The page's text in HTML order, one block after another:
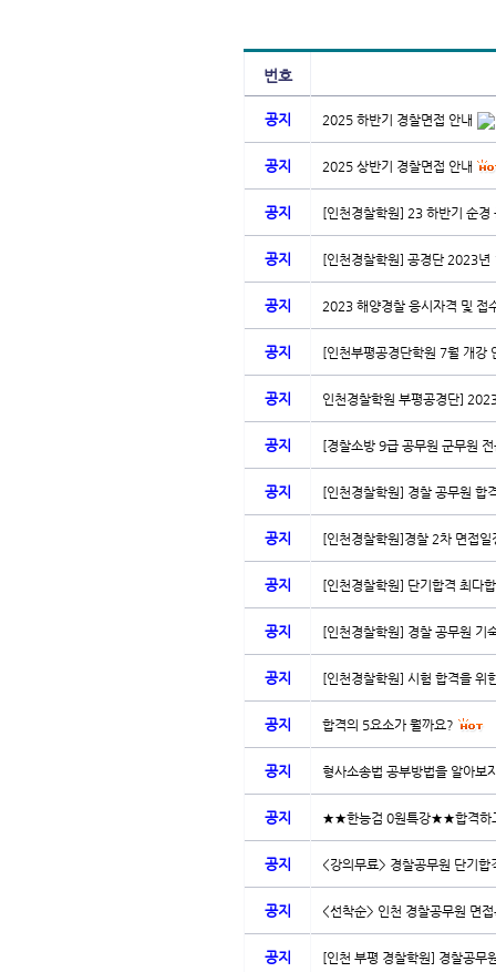
번호
공지 2025 하반기 경찰면접 안내
공지 2025 상반기 경찰면접 안내
공지 [인천경찰학원] 23 하반기 순경
공지 [인천경찰학원] 공경단 2023년
공지 2023 해양경찰 응시자격 및 접
공지 [인천부평공경단학원 7월 개
공지 인천경찰학원 부평공경단]
공지 [경찰소방 9급 공무원 군무원
공지 [인천경찰학원] 경찰 공무원 합
공지 [인천경찰학원]경찰 2차 면접
공지 [인천경찰학원] 단기합격 최다
공지 [인천경찰학원] 경찰 공무원 기
공지 [인천경찰학원] 시험 합격을 위
공지 합격의 5요소가 뭘까요?
공지 형사소송법 공부방법을 알아보
공지 ★★한능검 0원특강★★합격하
공지 <강의무료> 경찰공무원 단기
공지 <선착순> 인천 경찰공무원 면
공지 [인천 부평 경찰학원] 경찰공